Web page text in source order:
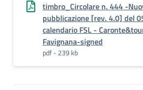
timbro_Circolare n. 444 -
pubblicazione [rev. 4.0] del
calendario FSL -
Favignana-signed
pdf - 239 kb